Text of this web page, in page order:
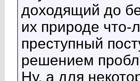
доходящий до
их природе что-
преступный
решением
Ну, а для